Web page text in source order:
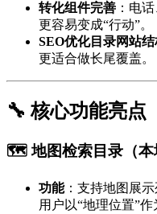
转化组件完善 ：电
更容易变成“行动”。
SEO优化目录网站结
更适合做长尾覆盖。
🔧 核心功能亮点
🗺️ 地图检索目录（本
功能：支持地图展
用户以“地理位置”